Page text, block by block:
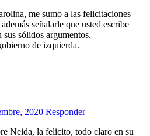
me sumo a las felicitaciones
señalarle que usted escribe
sólidos argumentos.
de izquierda.
2020 Responder
Neida, la felicito, todo claro en su